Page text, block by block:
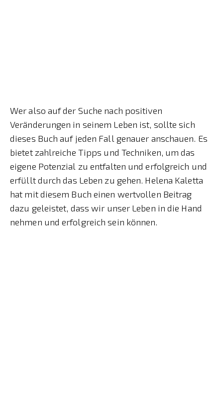
Wer also auf der Suche nach positiven
Veränderungen in seinem Leben ist, sollte sich
dieses Buch auf jeden Fall genauer anschauen. Es
bietet zahlreiche Tipps und Techniken, um das
eigene Potenzial zu entfalten und erfolgreich und
erfüllt durch das Leben zu gehen. Helena Kaletta
hat mit diesem Buch einen wertvollen Beitrag
dazu geleistet, dass wir unser Leben in die Hand
nehmen und erfolgreich sein können.